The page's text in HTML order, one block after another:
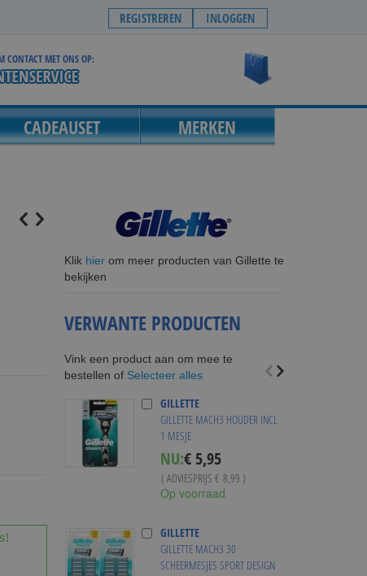
REGISTREREN INLOGGEN
CONTACT MET ONS OP:
CADEAUSET MERKEN
Klik hierom meer producten van Gillette te
bekijken
VERWANTE PRODUCTEN
Vink een product aan om mee te
bestellen of Selecteer alles
GILLETTE
GILLETTE MACH3 HOUDER INCL
1 MESJE
NU:Special
Price
€ 5,95
( ADVIESPRIJS € 8,99 )
Op voorraad
GILLETTE
GILLETTE MACH3 30
SCHEERMESJES SPORT DESIGN